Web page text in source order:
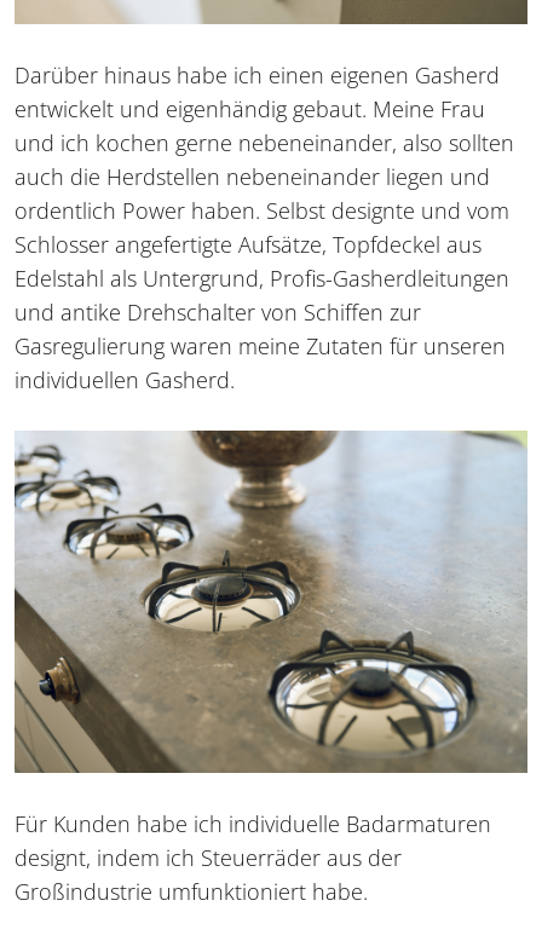
Darüber hinaus habe ich einen eigenen Gasherd
entwickelt und eigenhändig gebaut. Meine Frau
und ich kochen gerne nebeneinander, also sollten
auch die Herdstellen nebeneinander liegen und
ordentlich Power haben. Selbst designte und vom
Schlosser angefertigte Aufsätze, Topfdeckel aus
Edelstahl als Untergrund, Profis-Gasherdleitungen
und antike Drehschalter von Schiffen zur
Gasregulierung waren meine Zutaten für unseren
individuellen Gasherd.
Für Kunden habe ich individuelle Badarmaturen
designt, indem ich Steuerräder aus der
Großindustrie umfunktioniert habe.